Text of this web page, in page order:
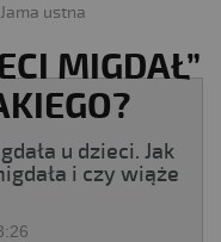
Jama ustna
MIGDAŁ”
u dzieci. Jak
i czy wiąże